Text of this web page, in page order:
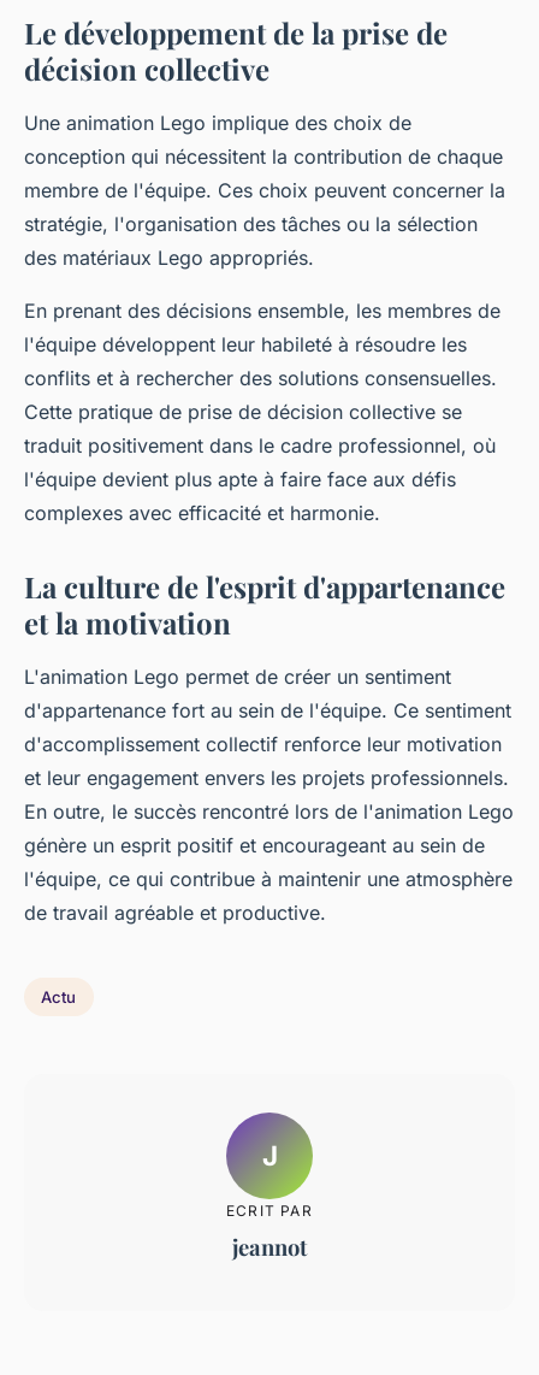
Le développement de la prise de
décision collective
Une animation Lego implique des choix de
conception qui nécessitent la contribution de chaque
membre de l'équipe. Ces choix peuvent concerner la
stratégie, l'organisation des tâches ou la sélection
des matériaux Lego appropriés.
En prenant des décisions ensemble, les membres de
l'équipe développent leur habileté à résoudre les
conflits et à rechercher des solutions consensuelles.
Cette pratique de prise de décision collective se
traduit positivement dans le cadre professionnel, où
l'équipe devient plus apte à faire face aux défis
complexes avec efficacité et harmonie.
La culture de l'esprit d'appartenance
et la motivation
L'animation Lego permet de créer un sentiment
d'appartenance fort au sein de l'équipe. Ce sentiment
d'accomplissement collectif renforce leur motivation
et leur engagement envers les projets professionnels.
En outre, le succès rencontré lors de l'animation Lego
génère un esprit positif et encourageant au sein de
l'équipe, ce qui contribue à maintenir une atmosphère
de travail agréable et productive.
Actu
J
ECRIT PAR
jeannot